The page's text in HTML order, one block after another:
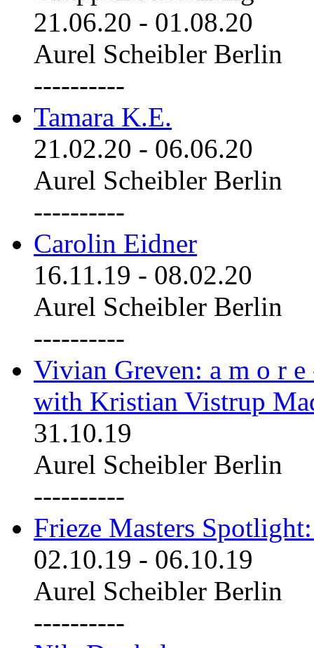
21.06.20 - 01.08.20
Aurel Scheibler Berlin
----------
Tamara K.E.
21.02.20 - 06.06.20
Aurel Scheibler Berlin
----------
Carolin Eidner
16.11.19 - 08.02.20
Aurel Scheibler Berlin
----------
Vivian Greven: a m o r
with Kristian Vistrup
31.10.19
Aurel Scheibler Berlin
----------
Frieze Masters
02.10.19 - 06.10.19
Aurel Scheibler Berlin
----------